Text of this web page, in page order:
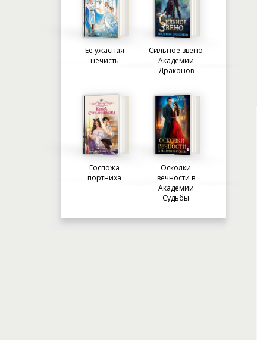
Ее ужасная
нечисть
Сильное звено
Академии
Драконов
Госпожа
портниха
Осколки
вечности в
Академии
Судьбы